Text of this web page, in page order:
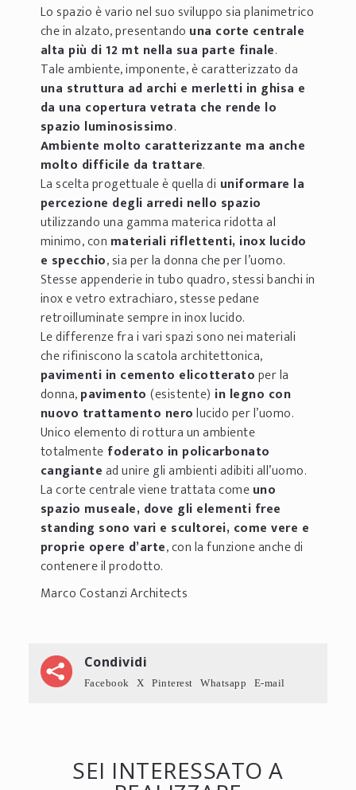
Lo spazio è vario nel suo sviluppo sia planimetrico
che in alzato, presentando una corte centrale
alta più di 12 mt nella sua parte finale.
Tale ambiente, imponente, è caratterizzato da
una struttura ad archi e merletti in ghisa e
da una copertura vetrata che rende lo
spazio luminosissimo.
Ambiente molto caratterizzante ma anche
molto difficile da trattare.
La scelta progettuale è quella di uniformare la
percezione degli arredi nello spazio
utilizzando una gamma materica ridotta al
minimo, con materiali riflettenti, inox lucido
e specchio, sia per la donna che per l’uomo.
Stesse appenderie in tubo quadro, stessi banchi in
inox e vetro extrachiaro, stesse pedane
retroilluminate sempre in inox lucido.
Le differenze fra i vari spazi sono nei materiali
che rifiniscono la scatola architettonica,
pavimenti in cemento elicotteratoper la
donna,pavimento(esistente) in legno con
nuovo trattamento nerolucido per l’uomo.
Unico elemento di rottura un ambiente
totalmente foderato in policarbonato
cangiantead unire gli ambienti adibiti all’uomo.
La corte centrale viene trattata comeuno
spazio museale, dove gli elementi free
standing sono vari e scultorei, come vere e
proprie opere d’arte, con la funzione anche di
contenere il prodotto.
Marco Costanzi Architects
Condividi
Facebook X Pinterest Whatsapp E-mail
SEI INTERESSATO A